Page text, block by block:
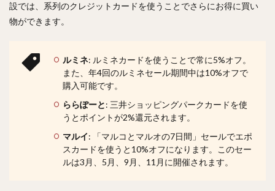
設では、系列のクレジットカードを使うことでさらにお得に買い
物ができます。
ルミネ: ルミネカードを使うことで常に5%オフ。
また、年4回のルミネセール期間中は10%オフで
購入可能です。
ららぽーと: 三井ショッピングパークカードを使
うとポイントが2%還元されます。
マルイ: 「マルコとマルオの7日間」セールでエポ
スカードを使うと10%オフになります。このセー
ルは3月、5月、9月、11月に開催されます。